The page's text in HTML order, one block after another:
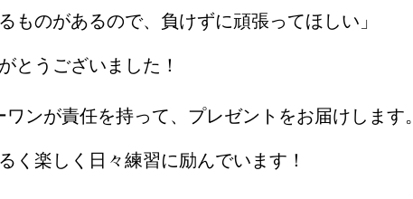
ものがあるので、負けずに頑張ってほしい」
とうございました！
ンが責任を持って、プレゼントをお届けします。
く楽しく日々練習に励んでいます！